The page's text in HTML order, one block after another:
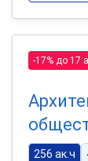
-17% до 17
256 ак.ч